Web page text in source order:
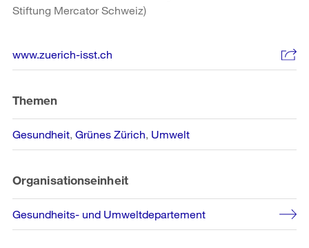
Stiftung Mercator Schweiz)
Weitere
Informationen
www.zuerich-isst.ch
Themen
Gesundheit Grünes Zürich Umwelt
Organisationseinheit
Gesundheits- und Umweltdepartement